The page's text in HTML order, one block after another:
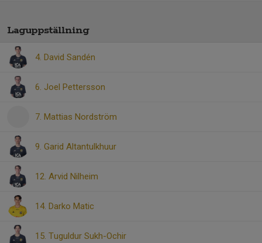
Laguppställning
4. David Sandén
6. Joel Pettersson
7. Mattias Nordström
9. Garid Altantulkhuur
12. Arvid Nilheim
14. Darko Matic
15. Tuguldur Sukh-Ochir